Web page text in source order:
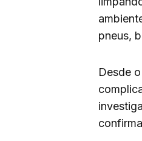
pneus,
Desde